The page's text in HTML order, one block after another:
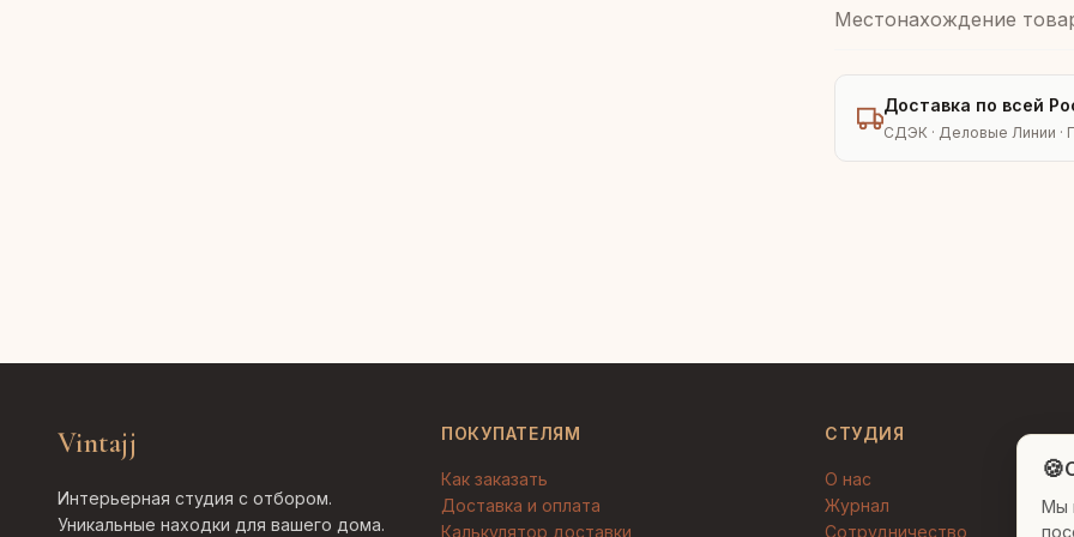
Местонахождение
Доставка по всей
СДЭК · Деловые Линии ·
Vintajj
Интерьерная студия с отбором.
Уникальные находки для вашего дома.
ПОКУПАТЕЛЯМ
Как заказать
Доставка и оплата
Калькулятор доставки
СТУДИЯ
О нас
Журнал
Сотрудничество
🍪
Мы